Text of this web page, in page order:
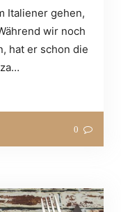
Italiener gehen,
wir noch
hat er schon die
0